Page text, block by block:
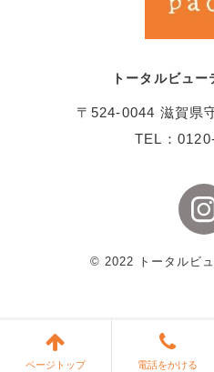
ページトップ 電話をかける
トータルビュ
〒524-0044 滋賀県
TEL：
©︎ 2022 トータルビ